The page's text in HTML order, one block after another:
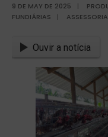
9 DE MAY DE 2025 |
FUNDIÁRIAS
|
Ouvir a notícia